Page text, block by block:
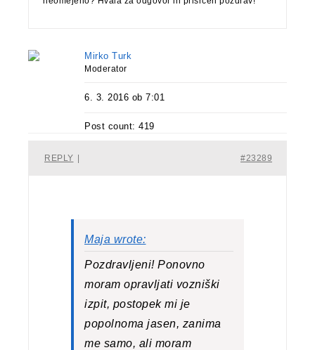
Mirko Turk
Moderator
6. 3. 2016 ob 7:01
Post count: 419
#23289
REPLY
Maja wrote:
Pozdravljeni! Ponovno
moram opravljati vozniški
izpit, postopek mi je
popolnoma jasen, zanima
me samo, ali moram